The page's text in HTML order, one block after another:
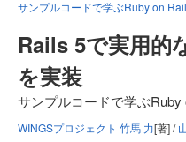
サンプルコードで学ぶRuby on
Rails 5で実用的
を実装
サンプルコードで学ぶ
WINGSプロジェクト 竹馬 力[著] /